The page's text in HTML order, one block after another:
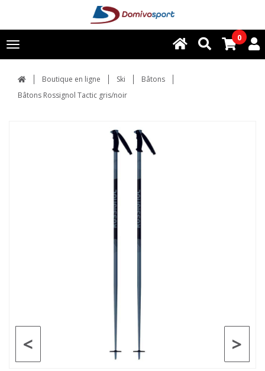
Toggle
navigation
0
Boutique en ligne Ski
Bâtons
Bâtons Rossignol Tactic gris/noir
>
<